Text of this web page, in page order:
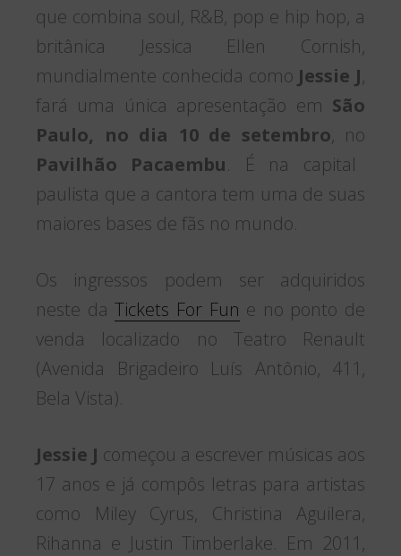
que combina soul, R&B, pop e hip hop, a
britânica Jessica Ellen Cornish,
mundialmente conhecida como Jessie J,
fará uma única apresentação em São
Paulo, no dia 10 de setembro, no
Pavilhão Pacaembu. É na capital
paulista que a cantora tem uma de suas
maiores bases de fãs no mundo.
Os ingressos podem ser adquiridos
neste daTickets For Fun e no ponto de
venda localizado no Teatro Renault
(Avenida Brigadeiro Luís Antônio, 411,
Bela Vista).
Jessie J começou a escrever músicas aos
17 anos e já compôs letras para artistas
como Miley Cyrus, Christina Aguilera,
Rihanna e Justin Timberlake. Em 2011,